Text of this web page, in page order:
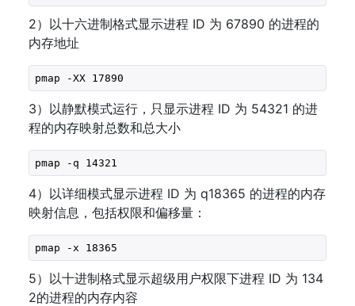
2）以十六进制格式显示进程 ID 为 67890 的进程的
内存地址
pmap -XX 17890
3）以静默模式运行，只显示进程 ID 为 54321 的进
程的内存映射总数和总大小
pmap -q 14321
4）以详细模式显示进程 ID 为 q18365 的进程的内存
映射信息，包括权限和偏移量：
pmap -x 18365
5）以十进制格式显示超级用户权限下进程 ID 为 134
2的进程的内存内容